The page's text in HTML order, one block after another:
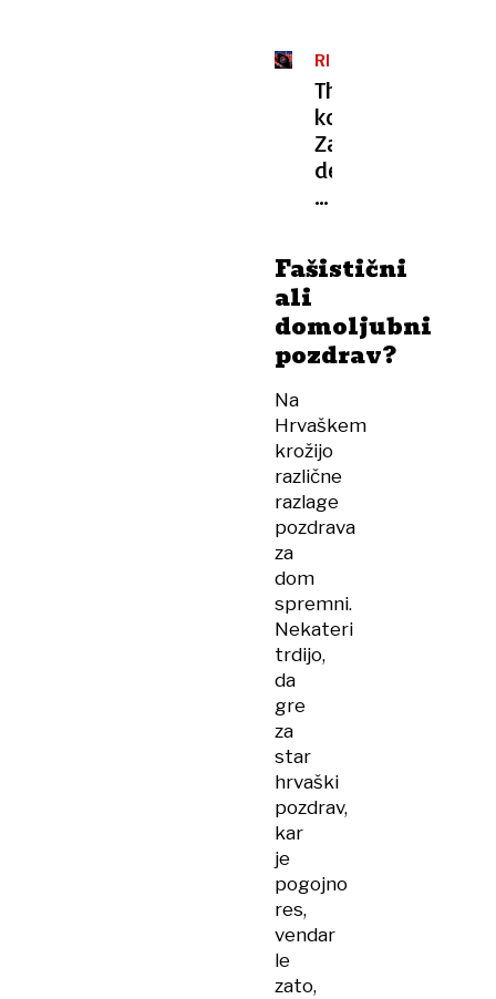
REPORTAŽA
Thompsonov
koncert:
Za
deset
milijonov
majčk
Fašistični
ali
domoljubni
pozdrav?
Na
Hrvaškem
krožijo
različne
razlage
pozdrava
za
dom
spremni.
Nekateri
trdijo,
da
gre
za
star
hrvaški
pozdrav,
kar
je
pogojno
res,
vendar
le
zato,